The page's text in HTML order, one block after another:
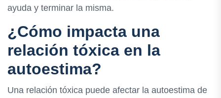
ayuda y terminar la misma.
¿Cómo impacta una
relación tóxica en la
autoestima?
Una relación tóxica puede afectar la autoestima de